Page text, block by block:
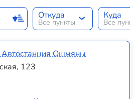
Откуда
Все пункты
Куда
Все
Ошмяны
123